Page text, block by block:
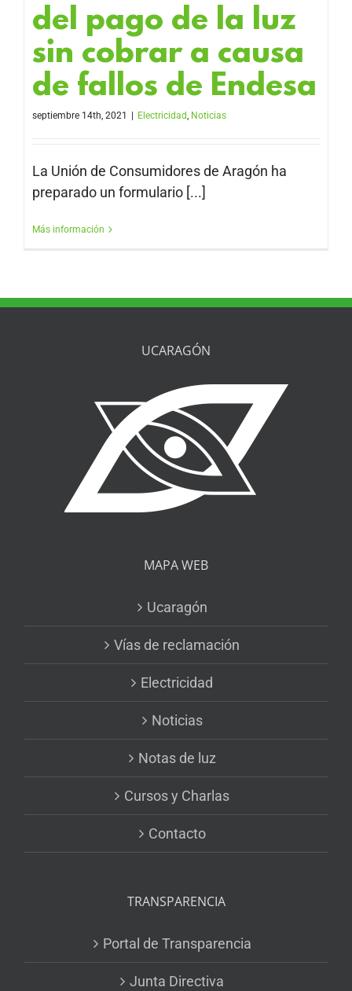
del pago de la luz
sin cobrar a causa
de fallos de Endesa
septiembre 14th, 2021 Electricidad, Noticias
La Unión de Consumidores de Aragón ha
preparado un formulario [...]
Más información
UCARAGÓN
MAPA WEB
Ucaragón
Vías de reclamación
Electricidad
Noticias
Notas de luz
Cursos y Charlas
Contacto
TRANSPARENCIA
Portal de Transparencia
Junta Directiva